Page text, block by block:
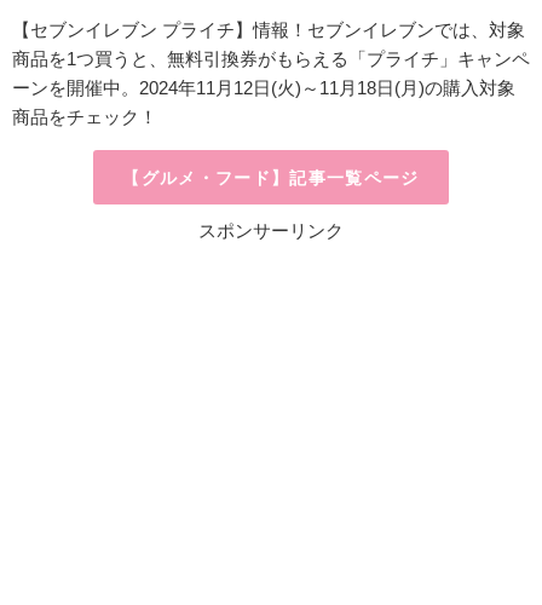
【セブンイレブン プライチ】情報！セブンイレブンでは、対象
商品を1つ買うと、無料引換券がもらえる「プライチ」キャンペ
ーンを開催中。2024年11月12日(火)～11月18日(月)の購入対象
商品をチェック！
【グルメ・フード】記事一覧ページ
スポンサーリンク